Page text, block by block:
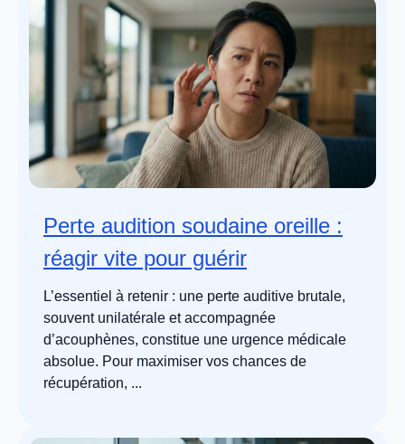
Perte audition soudaine oreille :
réagir vite pour guérir
L’essentiel à retenir : une perte auditive brutale,
souvent unilatérale et accompagnée
d’acouphènes, constitue une urgence médicale
absolue. Pour maximiser vos chances de
récupération, ...